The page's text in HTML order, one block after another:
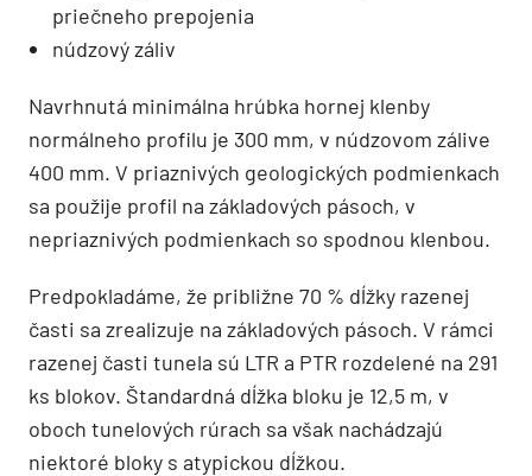
priečneho prepojenia
núdzový záliv
Navrhnutá minimálna hrúbka hornej klenby
normálneho profilu je 300 mm, v núdzovom zálive
400 mm. V priaznivých geologických podmienkach
sa použije profil na základových pásoch, v
nepriaznivých podmienkach so spodnou klenbou.
Predpokladáme, že približne 70 % dĺžky razenej
časti sa zrealizuje na základových pásoch. V rámci
razenej časti tunela sú LTR a PTR rozdelené na 291
ks blokov. Štandardná dĺžka bloku je 12,5 m, v
oboch tunelových rúrach sa však nachádzajú
niektoré bloky s atypickou dĺžkou.